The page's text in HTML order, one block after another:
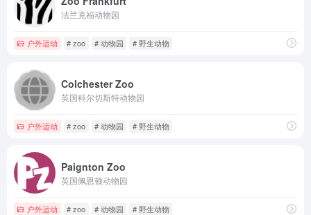
法兰克福动物园
户外运动 # zoo # 动物园 # 野生动物
Colchester Zoo
英国科尔切斯特动物园
户外运动 # zoo # 动物园 # 野生动物
Paignton Zoo
英国佩恩顿动物园
户外运动 # zoo # 动物园 # 野生动物